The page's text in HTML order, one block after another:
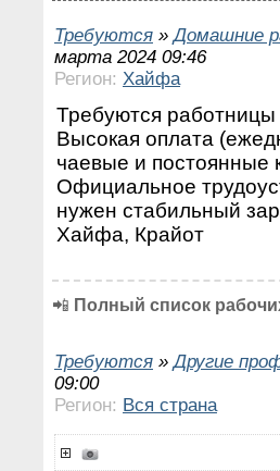
Требуются »Домашние
марта 2024 09:46
Регион: Хайфа
Требуются работницы
Высокая оплата
чаевые и постоянные
Официальное
нужен стабильный
Хайфа, Крайот
📲 Полный список
Требуются »Другие
09:00
Регион: Вся страна